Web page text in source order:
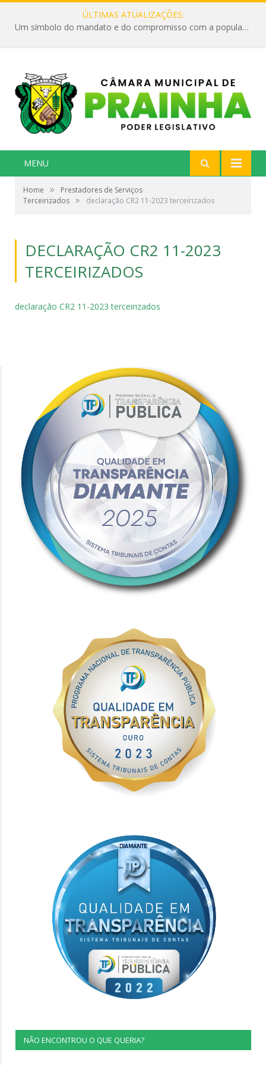
ÚLTIMAS ATUALIZAÇÕES:
Um símbolo do mandato e do compromisso com a população
MENU
Home »
Prestadores de Serviços
Terceirizados » declaração CR2 11-2023 terceirizados
DECLARAÇÃO CR2 11-2023
TERCEIRIZADOS
declaração CR2 11-2023 terceirizados
NÃO ENCONTROU O QUE QUERIA?